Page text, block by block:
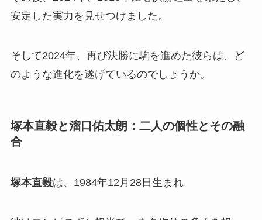
安定した実力を見せつけました。
そして2024年、再び決勝に駒を進めた彼らは、ど
のような進化を遂げているのでしょうか。
塚本直毅と溜口佑太朗：二人の個性とその融
合
塚本直毅は、1984年12月28日生まれ。